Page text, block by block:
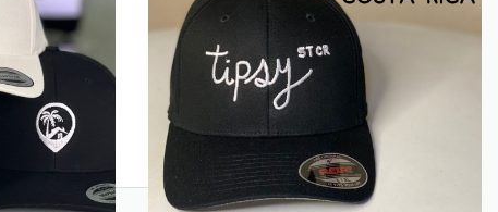
CROP
HOODIES
CAMISETAS
TIE DYE
OBTÉN 5% DESCUENTO